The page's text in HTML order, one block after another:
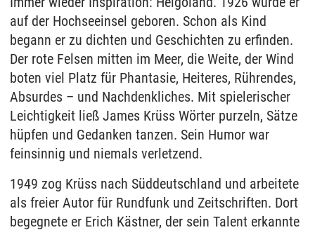
auf der Hochseeinsel geboren. Schon als Kind
begann er zu dichten und Geschichten zu erfinden.
Der rote Felsen mitten im Meer, die Weite, der Wind
boten viel Platz für Phantasie, Heiteres, Rührendes,
Absurdes – und Nachdenkliches. Mit spielerischer
Leichtigkeit ließ James Krüss Wörter purzeln, Sätze
hüpfen und Gedanken tanzen. Sein Humor war
feinsinnig und niemals verletzend.
1949 zog Krüss nach Süddeutschland und arbeitete
als freier Autor für Rundfunk und Zeitschriften. Dort
begegnete er Erich Kästner, der sein Talent erkannte